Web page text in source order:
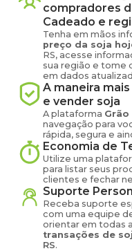
compradores
Cadeado e
Tenha em mãos
preço da soja
RS, acesse
sua região e tome
em dados
A maneira
e vender soja
A plataforma
navegação para
rápida, segura e
Economia de
Utilize uma
para listar seus
clientes e fechar
Suporte
Receba suporte
com uma equipe
orientar em todas
transações de
RS.